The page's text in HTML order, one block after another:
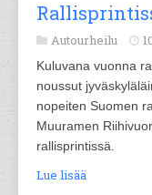
Autourheilu
Kuluvana vuonna
noussut
nopeiten Suomen
Muuramen
rallisprintissä.
Lue lisää